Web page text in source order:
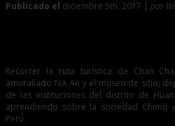
Publicado el diciembre 5th, 2017 | por
Recorrer la ruta turística de Chan
amurallado Nik An y el museo de sitio,
de las instituciones del distrito de
aprendiendo sobre la sociedad Chimú
Perú.